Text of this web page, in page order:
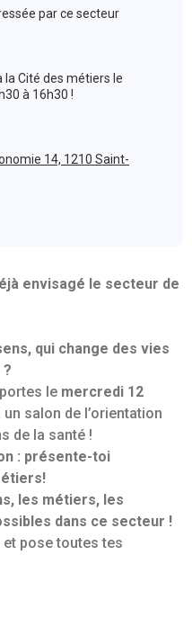
envisagé le secteur de
qui change des vies
le mercredi 12
un salon de l’orientation
de la santé !
: présente-toi
les métiers, les
dans ce secteur !
pose toutes tes
par ce secteur
Cité des métiers le
à 16h30 !
14, 1210 Saint-